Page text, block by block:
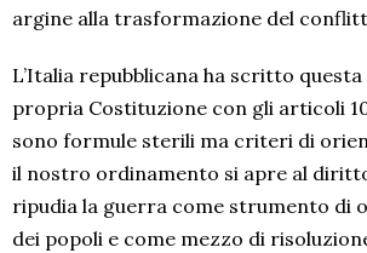
argine alla trasformazione del
L’Italia repubblicana ha scritto
propria Costituzione con gli articoli
sono formule sterili ma criteri di
il nostro ordinamento si apre al
ripudia la guerra come strumento di
dei popoli e come mezzo di